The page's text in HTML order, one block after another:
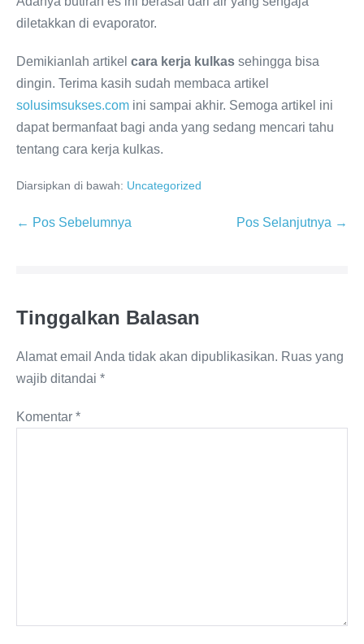
diletakkan di evaporator.
Demikianlah artikel cara kerja kulkas sehingga bisa
dingin. Terima kasih sudah membaca artikel
solusimsukses.com ini sampai akhir. Semoga artikel ini
dapat bermanfaat bagi anda yang sedang mencari tahu
tentang cara kerja kulkas.
Diarsipkan di bawah: Uncategorized
Navigasi
← Pos Sebelumnya Pos Selanjutnya →
Tinggalkan Balasan
Alamat email Anda tidak akan dipublikasikan. Ruas yang
wajib ditandai *
Komentar *